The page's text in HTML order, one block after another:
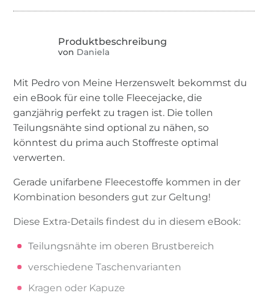
von Daniela
Mit Pedro von Meine Herzenswelt bekommst du
ein eBook für eine tolle Fleecejacke, die
ganzjährig perfekt zu tragen ist. Die tollen
Teilungsnähte sind optional zu nähen, so
könntest du prima auch Stoffreste optimal
verwerten.
Gerade unifarbene Fleecestoffe kommen in der
Kombination besonders gut zur Geltung!
Diese Extra-Details findest du in diesem eBook:
Teilungsnähte im oberen Brustbereich
verschiedene Taschenvarianten
Kragen oder Kapuze